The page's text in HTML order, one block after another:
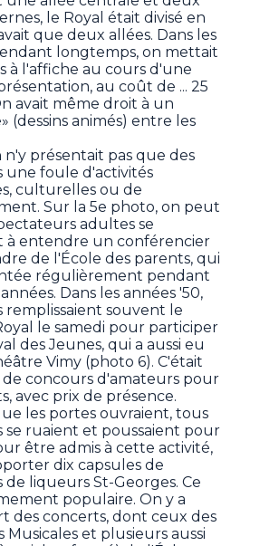
le Royal était divisé en
que deux allées. Dans les
longtemps, on mettait
à l'affiche au cours d'une
au coût de ... 25
avait même droit à un
(dessins animés) entre les
n'y présentait pas que des
une foule d'activités
culturelles ou de
Sur la 5e photo, on peut
adultes se
à entendre un conférencier
de l'École des parents, qui
régulièrement pendant
Dans les années '50,
remplissaient souvent le
le samedi pour participer
des Jeunes, qui a aussi eu
Vimy (photo 6). C'était
concours d'amateurs pour
avec prix de présence.
les portes ouvraient, tous
se ruaient et poussaient pour
être admis à cette activité,
dix capsules de
liqueurs St-Georges. Ce
populaire. On y a
des concerts, dont ceux des
Musicales et plusieurs aussi